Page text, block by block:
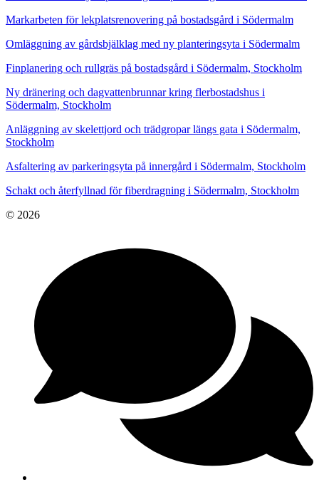
Markarbeten för lekplatsrenovering på bostadsgård i Södermalm
Omläggning av gårdsbjälklag med ny planteringsyta i Södermalm
Finplanering och rullgräs på bostadsgård i Södermalm, Stockholm
Ny dränering och dagvattenbrunnar kring flerbostadshus i
Södermalm, Stockholm
Anläggning av skelettjord och trädgropar längs gata i Södermalm,
Stockholm
Asfaltering av parkeringsyta på innergård i Södermalm, Stockholm
Schakt och återfyllnad för fiberdragning i Södermalm, Stockholm
© 2026